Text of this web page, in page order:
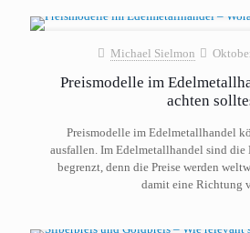
Michael Sielmon
Preismodelle im
achten
Preismodelle im Edelmetallhandel
ausfallen. Im Edelmetallhandel sind
begrenzt, denn die Preise werden
damit eine Richtung